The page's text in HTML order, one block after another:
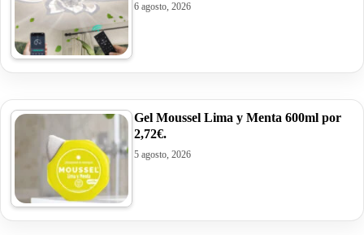
6 agosto, 2026
Gel Moussel Lima y Menta 600ml por
2,72€.
5 agosto, 2026